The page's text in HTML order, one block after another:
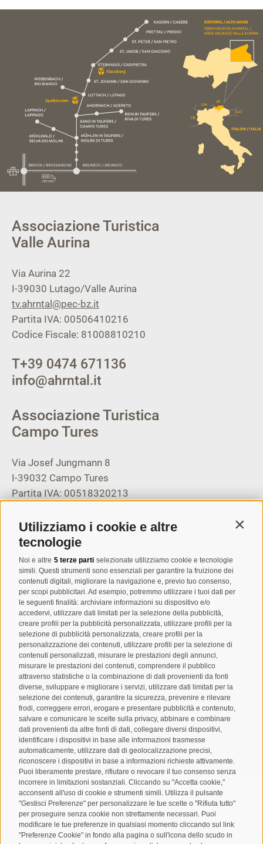
Utilizziamo i cookie e altre
tecnologie
Noi e altre 5 terze parti selezionate utilizziamo cookie e tecnologie
simili. Questi strumenti sono essenziali per garantire la fruizione dei
contenuti digitali, migliorare la navigazione e, previo tuo consenso,
per scopi pubblicitari. Ad esempio, potremmo utilizzare i tuoi dati per
le seguenti finalità: archiviare informazioni su dispositivo e/o
accedervi, utilizzare dati limitati per la selezione della pubblicità,
creare profili per la pubblicità personalizzata, utilizzare profili per la
selezione di pubblicità personalizzata, creare profili per la
personalizzazione dei contenuti, utilizzare profili per la selezione di
contenuti personalizzati, misurare le prestazioni degli annunci,
misurare le prestazioni dei contenuti, comprendere il pubblico
attraverso statistiche o la combinazione di dati provenienti da fonti
diverse, sviluppare e migliorare i servizi, utilizzare dati limitati per la
selezione dei contenuti, garantire la sicurezza, prevenire e rilevare
frodi, correggere errori, erogare e presentare pubblicità e contenuto,
salvare e comunicare le scelte sulla privacy, abbinare e combinare
dati provenienti da altre fonti di dati, collegare diversi dispositivi,
identificare i dispositivi in base alle informazioni trasmesse
automaticamente, utilizzare dati di geolocalizzazione precisi,
riconoscere i dispositivi in base a informazioni richieste attivamente.
Puoi liberamente prestare, rifiutare o revocare il tuo consenso senza
incorrere in limitazioni sostanziali. Cliccando su "Accetta cookie,"
acconsenti all'uso di cookie e strumenti simili. Utilizza il pulsante
"Gestisci Preferenze" per personalizzare le tue scelte o "Rifiuta tutto"
per proseguire senza cookie non strettamente necessari. Puoi
modificare le tue preferenze in qualsiasi momento cliccando sul link
"Preferenze Cookie" in fondo alla pagina o sull'icona dello scudo in
Associazione Turistica
Valle Aurina
Via Aurina 22
I-39030 Lutago/Valle Aurina
tv.ahrntal@pec-bz.it
Partita IVA: 00506410216
Codice Fiscale: 81008810210
T+39 0474 671136
info@ahrntal.it
Associazione Turistica
Campo Tures
Via Josef Jungmann 8
I-39032 Campo Tures
Partita IVA: 00518320213
T+39 0474 678076
info@taufers.com
Registrazione Newsletter
Letto e compreso laprivacy policy, autorizzo il Titolare al
trattamento dei dati personali
ABBONARSI
Mappa del sito • Credits • Cookie Policy • Privacy •
Preferenze Cookies • created with passion by